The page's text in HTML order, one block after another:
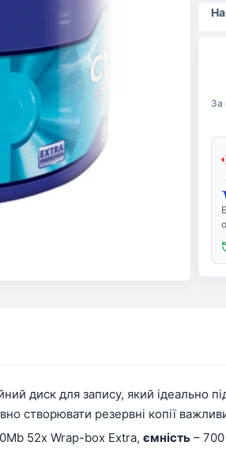
За
R
диск для запису, який ідеально
створювати резервні копії
52x Wrap-box Extra, ємність –